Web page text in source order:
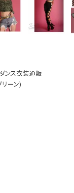
トップス
ボトムス
ンス衣装通販
ーン)